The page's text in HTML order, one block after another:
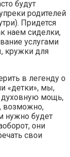
будут
родителей
Придется
наем сиделки,
услугами
кружки для
в легенду о
«детки», мы,
духовную мощь,
возможно,
нужно будет
они
свои